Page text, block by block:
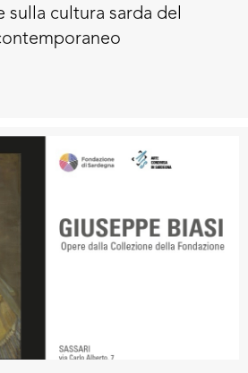
sulla cultura sarda del